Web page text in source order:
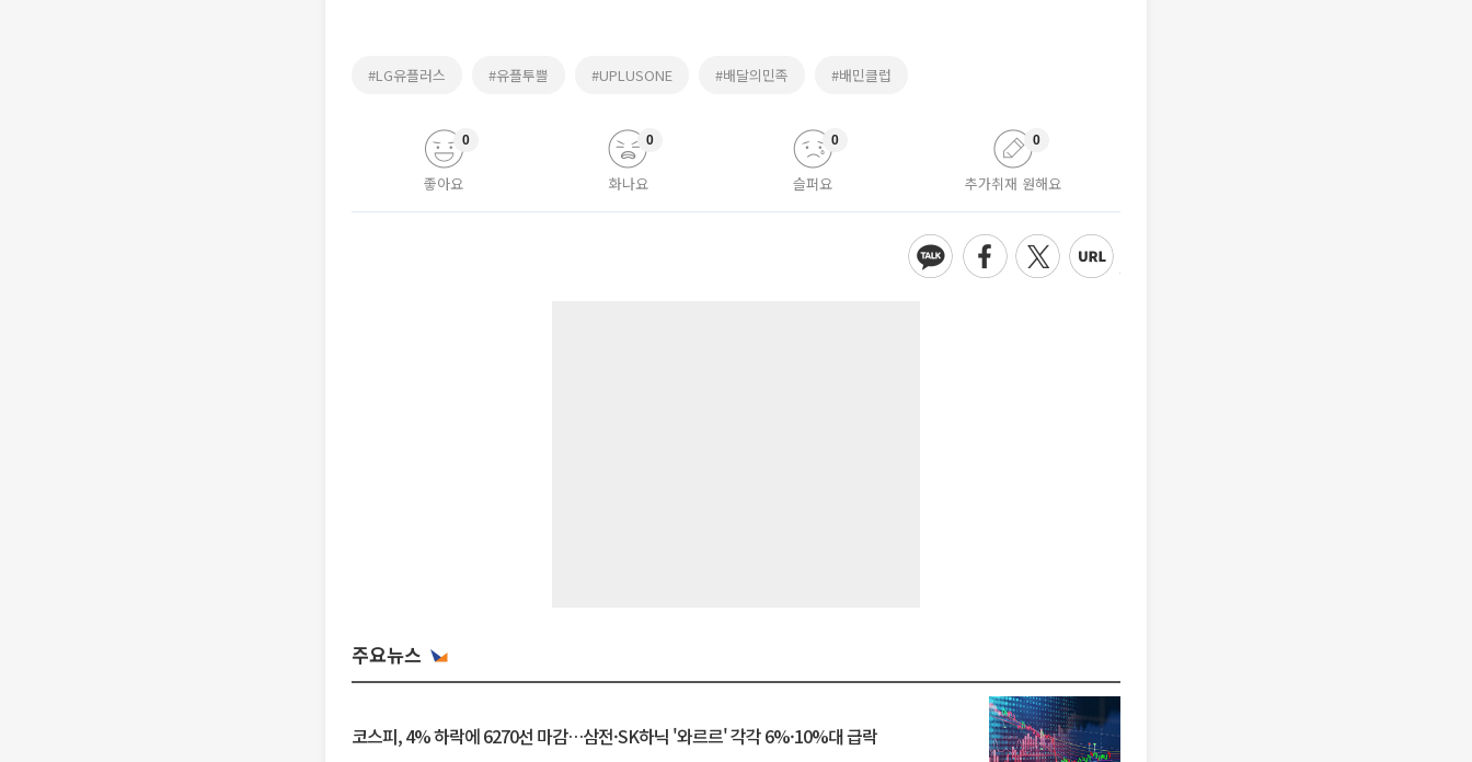
#LG유플러스 #유플투쁠 #UPLUSONE #배달의민족 #배민클럽
좋아요
0
화나요
0
슬퍼요
0
추가취재 원해요
0
주요뉴스
코스피, 4% 하락에 6270선 마감…삼전·SK하닉 '와르르' 각각 6%·10%대 급락